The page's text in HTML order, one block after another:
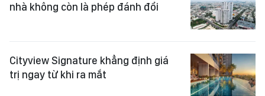
nhà không còn là phép đánh đổi
Cityview Signature khẳng định giá
trị ngay từ khi ra mắt